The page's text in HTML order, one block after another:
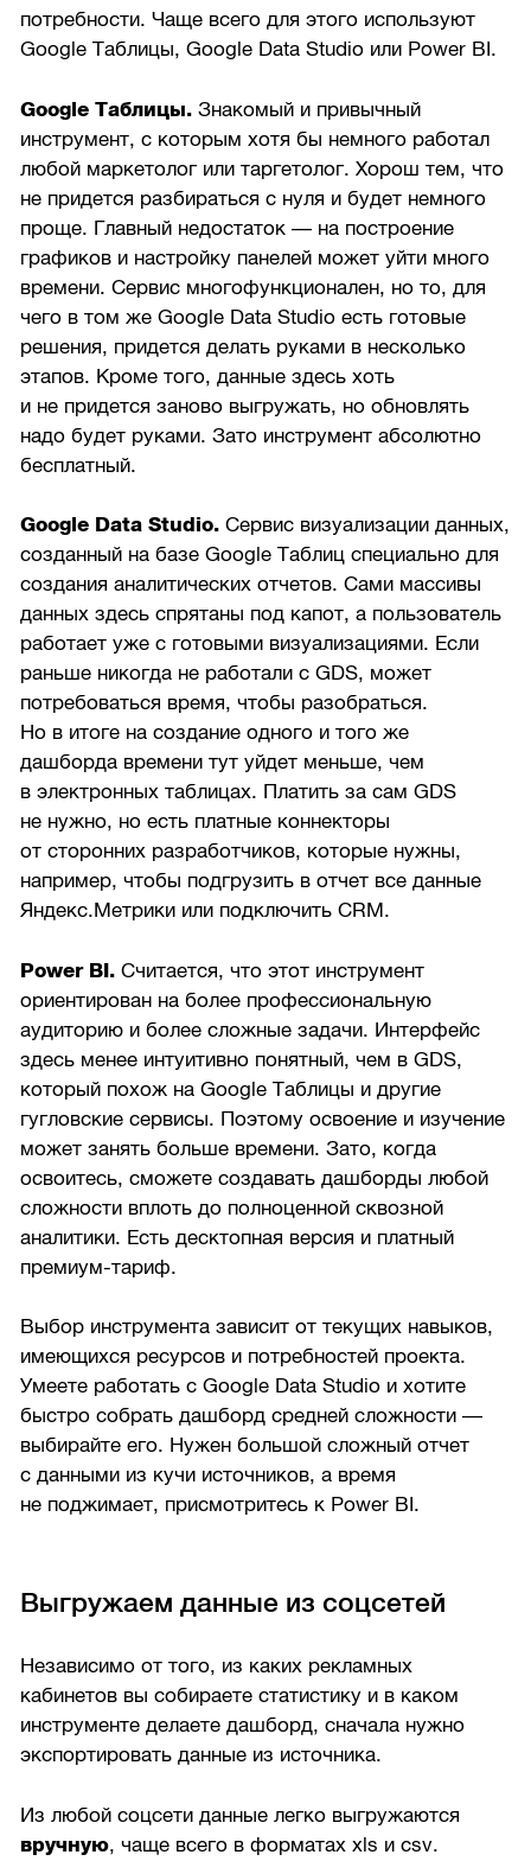
потребности. Чаще всего для этого используют
Google Таблицы, Google Data Studio или Power BI.
Google Таблицы. Знакомый и привычный
инструмент, с которым хотя бы немного работал
любой маркетолог или таргетолог. Хорош тем, что
не придется разбираться с нуля и будет немного
проще. Главный недостаток — на построение
графиков и настройку панелей может уйти много
времени. Сервис многофункционален, но то, для
чего в том же Google Data Studio есть готовые
решения, придется делать руками в несколько
этапов. Кроме того, данные здесь хоть
и не придется заново выгружать, но обновлять
надо будет руками. Зато инструмент абсолютно
бесплатный.
Google Data Studio. Сервис визуализации данных,
созданный на базе Google Таблиц специально для
создания аналитических отчетов. Сами массивы
данных здесь спрятаны под капот, а пользователь
работает уже с готовыми визуализациями. Если
раньше никогда не работали с GDS, может
потребоваться время, чтобы разобраться.
Но в итоге на создание одного и того же
дашборда времени тут уйдет меньше, чем
в электронных таблицах. Платить за сам GDS
не нужно, но есть платные коннекторы
от сторонних разработчиков, которые нужны,
например, чтобы подгрузить в отчет все данные
Яндекс.Метрики или подключить CRM.
Power BI. Считается, что этот инструмент
ориентирован на более профессиональную
аудиторию и более сложные задачи. Интерфейс
здесь менее интуитивно понятный, чем в GDS,
который похож на Google Таблицы и другие
гугловские сервисы. Поэтому освоение и изучение
может занять больше времени. Зато, когда
освоитесь, сможете создавать дашборды любой
сложности вплоть до полноценной сквозной
аналитики. Есть десктопная версия и платный
премиум-тариф.
Выбор инструмента зависит от текущих навыков,
имеющихся ресурсов и потребностей проекта.
Умеете работать с Google Data Studio и хотите
быстро собрать дашборд средней сложности —
выбирайте его. Нужен большой сложный отчет
с данными из кучи источников, а время
не поджимает, присмотритесь к Power BI.
Выгружаем данные из соцсетей
Независимо от того, из каких рекламных
кабинетов вы собираете статистику и в каком
инструменте делаете дашборд, сначала нужно
экспортировать данные из источника.
Из любой соцсети данные легко выгружаются
вручную, чаще всего в форматах xls и csv.